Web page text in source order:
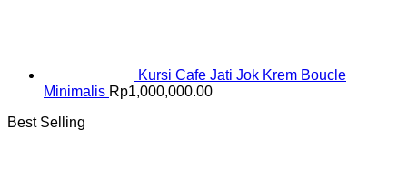
Kursi Cafe Jati Jok Krem Boucle
Minimalis Rp1,000,000.00
Best Selling